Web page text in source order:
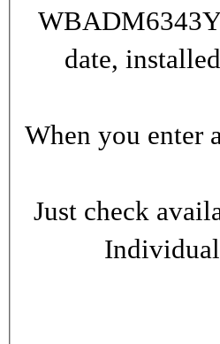
date,
When you enter
Just check